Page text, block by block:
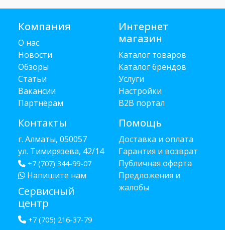
Компания
О нас
Новости
Обзоры
Статьи
Вакансии
Партнёрам
Контакты
г. Алматы, 050057
ул. Тимирязева, 42/14
+7 (707) 344-99-07
Напишите нам
Сервисный
центр
+7 (705) 216-37-79
Интернет
магазин
Каталог товаров
Каталог брендов
Услуги
Настройки
B2B портал
Помощь
Доставка и оплата
Гарантия и возврат
Публичная оферта
Предложения и
жалобы